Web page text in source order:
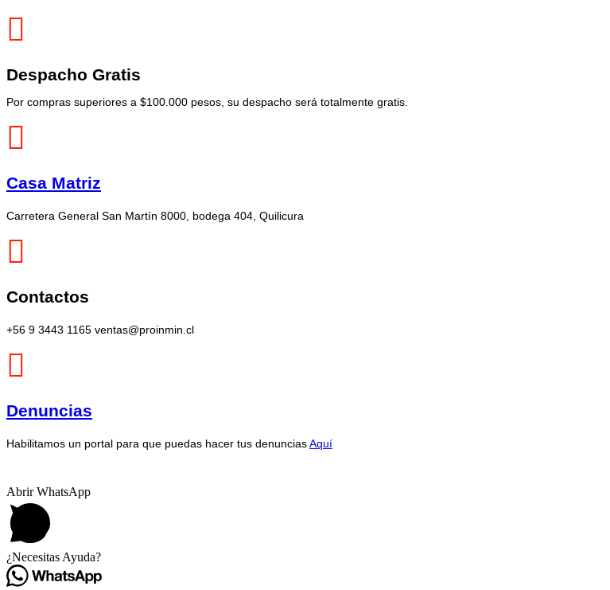
Despacho Gratis
Por compras superiores a $100.000 pesos, su despacho será totalmente gratis.
Casa Matriz
Carretera General San Martín 8000, bodega 404, Quilicura
Contactos
+56 9 3443 1165 ventas@proinmin.cl
Denuncias
Habilitamos un portal para que puedas hacer tus denunciasAquí
Abrir WhatsApp
¿Necesitas Ayuda?